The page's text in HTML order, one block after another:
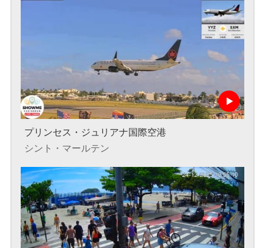
プリンセス・ジュリアナ国際空港
シント・マールテン